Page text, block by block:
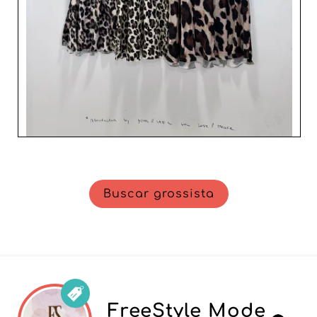
acompanha em cada etapa do seu crescimento.
Buscar grossista
FreeStyle Mode